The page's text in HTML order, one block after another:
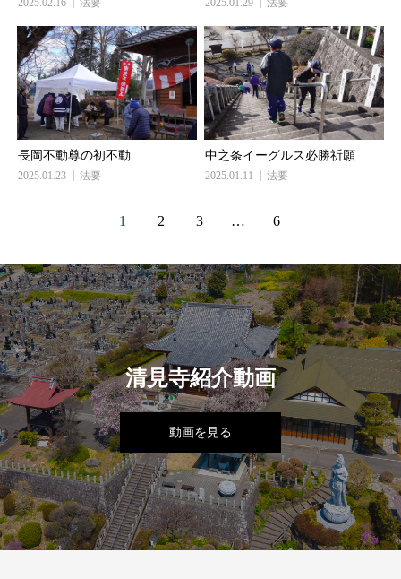
2025.02.16 法要 2025.01.29 法要
長岡不動尊の初不動
2025.01.23 法要
中之条イーグルス必勝祈願
2025.01.11 法要
1 2 3 … 6
清見寺紹介動画
動画を見る